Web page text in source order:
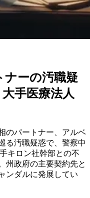
ナーの汚職疑
手医療法人
のパートナー、アルベ
る汚職疑惑で、警察中
キロン社幹部との不
州政府の主要契約先と
ンダルに発展してい